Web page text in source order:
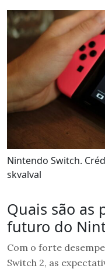
Nintendo Switch.
skvalval
Quais são as
futuro do
Com o forte
Switch 2, as